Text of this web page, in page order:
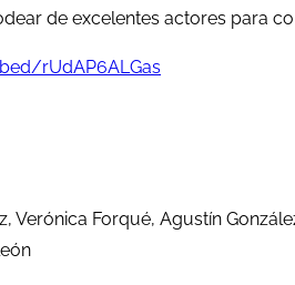
de excelentes actores para
rUdAP6ALGas
Verónica Forqué, Agustín